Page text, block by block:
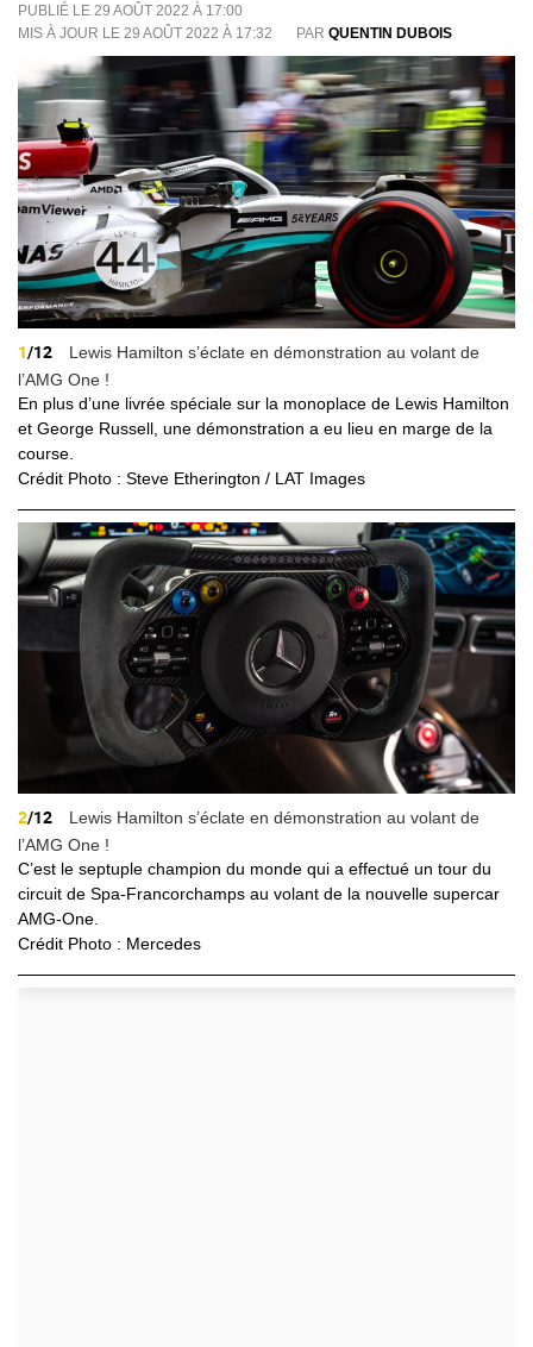
PUBLIÉ LE 29 AOÛT 2022 À 17:00
MIS À JOUR LE 29 AOÛT 2022 À 17:32
PAR QUENTIN DUBOIS
1/12
Lewis Hamilton s’éclate en démonstration au volant de
l’AMG One !
En plus d’une livrée spéciale sur la monoplace de Lewis Hamilton
et George Russell, une démonstration a eu lieu en marge de la
course.
Crédit Photo : Steve Etherington / LAT Images
2/12
Lewis Hamilton s’éclate en démonstration au volant de
l’AMG One !
C’est le septuple champion du monde qui a effectué un tour du
circuit de Spa-Francorchamps au volant de la nouvelle supercar
AMG-One.
Crédit Photo : Mercedes